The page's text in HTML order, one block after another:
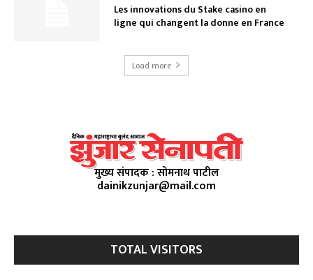
Les innovations du Stake casino en
ligne qui changent la donne en France
Load more
मुख्य संपादक : सोमनाथ पाटील
dainikzunjar@mail.com
TOTAL VISITORS